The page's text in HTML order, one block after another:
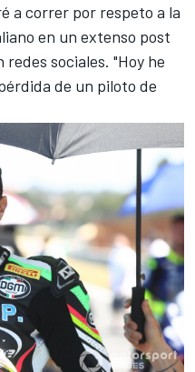
a correr por respeto a la
en un extenso post
sociales. "Hoy he
de un piloto de